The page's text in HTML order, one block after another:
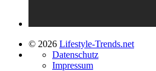
© 2026 Lifestyle-Trends.net
Datenschutz
Impressum